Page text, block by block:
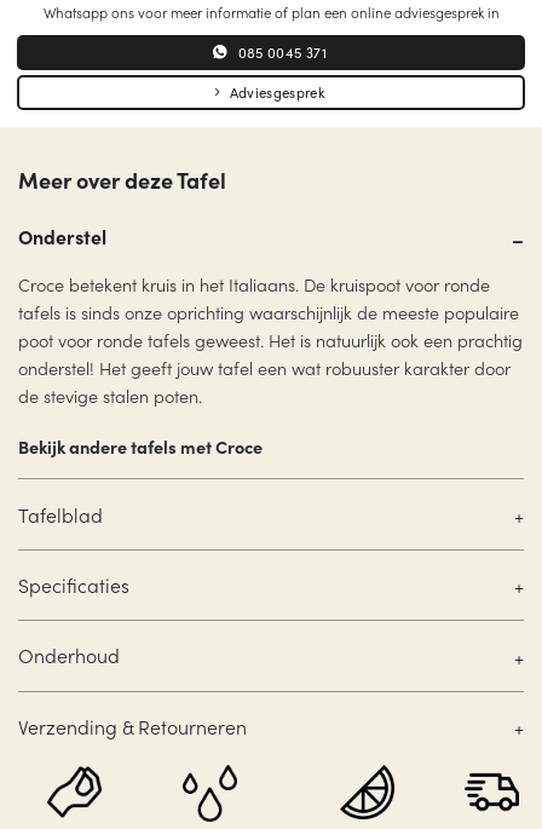
Whatsapp ons voor meer informatie of plan een online adviesgesprek in
085 0045 371
Adviesgesprek
Meer over deze Tafel
Onderstel
Croce betekent kruis in het Italiaans. De kruispoot voor ronde
tafels is sinds onze oprichting waarschijnlijk de meeste populaire
poot voor ronde tafels geweest. Het is natuurlijk ook een prachtig
onderstel! Het geeft jouw tafel een wat robuuster karakter door
de stevige stalen poten.
Bekijk andere tafels met Croce
Tafelblad
Specificaties
Onderhoud
Verzending & Retourneren